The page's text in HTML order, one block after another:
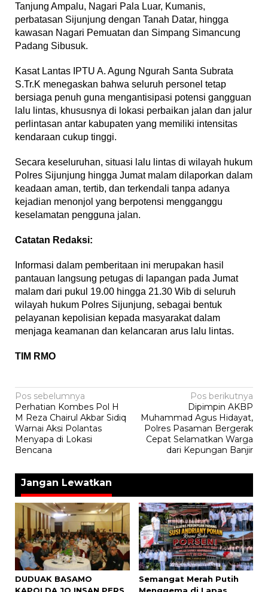
Tanjung Ampalu, Nagari Pala Luar, Kumanis,
perbatasan Sijunjung dengan Tanah Datar, hingga
kawasan Nagari Pemuatan dan Simpang Simancung
Padang Sibusuk.
Kasat Lantas IPTU A. Agung Ngurah Santa Subrata
S.Tr.K menegaskan bahwa seluruh personel tetap
bersiaga penuh guna mengantisipasi potensi gangguan
lalu lintas, khususnya di lokasi perbaikan jalan dan jalur
perlintasan antar kabupaten yang memiliki intensitas
kendaraan cukup tinggi.
Secara keseluruhan, situasi lalu lintas di wilayah hukum
Polres Sijunjung hingga Jumat malam dilaporkan dalam
keadaan aman, tertib, dan terkendali tanpa adanya
kejadian menonjol yang berpotensi mengganggu
keselamatan pengguna jalan.
Catatan Redaksi:
Informasi dalam pemberitaan ini merupakan hasil
pantauan langsung petugas di lapangan pada Jumat
malam dari pukul 19.00 hingga 21.30 Wib di seluruh
wilayah hukum Polres Sijunjung, sebagai bentuk
pelayanan kepolisian kepada masyarakat dalam
menjaga keamanan dan kelancaran arus lalu lintas.
TIM RMO
Navigasi
pos
Pos sebelumnya
Perhatian Kombes Pol H
M Reza Chairul Akbar Sidiq
Warnai Aksi Polantas
Menyapa di Lokasi
Bencana
Pos berikutnya
Dipimpin AKBP
Muhammad Agus Hidayat,
Polres Pasaman Bergerak
Cepat Selamatkan Warga
dari Kepungan Banjir
Jangan Lewatkan
DUDUAK BASAMO
Semangat Merah Putih